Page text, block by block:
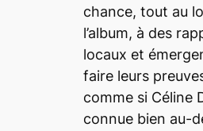
chance, tout au
l’album, à des
locaux et
faire leurs
comme si Céline
connue bien au-